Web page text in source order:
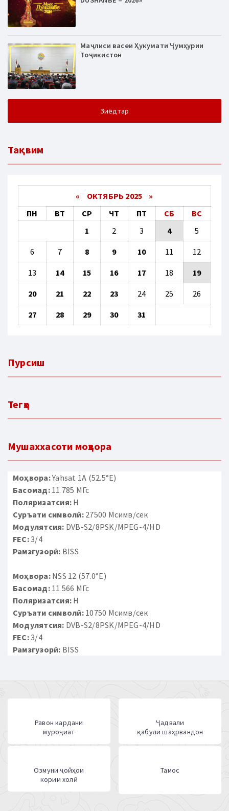
Маҷлиси васеи Ҳукумати Ҷумҳурии
Тоҷикистон
Зиёдтар
Тақвим
« ОКТЯБРЬ 2025 »
ПН
ВТ СР ЧТ ПТ СБ
ВС
1
2 3 4 5
6 7 8 9 10 11 12
13 14 15 16 17 18 19
20 21 22 23 24 25 26
27 28 29 30 31
Пурсиш
Тегҳо
Мушаххасоти моҳвора
Моҳвора:Yahsat 1A (52.5°E)
Басомад:11 785 МГс
Поляризатсия: H
Суръати символӣ:27500 Мсимв/сек
Модулятсия: DVB-S2/8PSK/MPEG-4/HD
FEC:3/4
Рамзгузорӣ: BISS
Моҳвора:NSS 12 (57.0°E)
Басомад:11 566 МГс
Поляризатсия: H
Суръати символӣ:10750 Мсимв/сек
Модулятсия: DVB-S2/8PSK/MPEG-4/HD
FEC:3/4
Рамзгузорӣ: BISS
Равон кардани
муроҷиат
Ҷадвали
қабули шаҳрвандон
Озмуни ҷойҳои
кории холӣ
Тамос